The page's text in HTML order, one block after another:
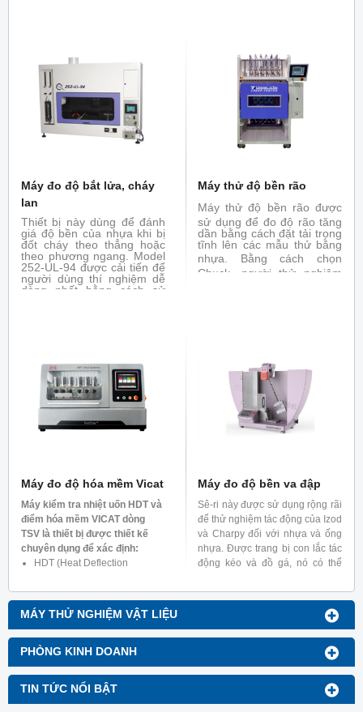
MÁY THỬ NGHIỆM VẬT LIỆU
PHÒNG KINH DOANH
TIN TỨC NỔI BẬT
sánh để đánh giá về đặc
tính chịu nhiệt. Đáp ứng các
tiêu chuẩn : ASTM D865,
JIS - K6257, ISO 188
Máy đo độ bắt lửa, cháy
lan
Thiết bị này dùng để đánh
giá độ bền của nhựa khi bị
đốt cháy theo thẳng hoặc
theo phương ngang. Model
252-UL-94 được cải tiến để
người dùng thí nghiệm dễ
dàng nhất bằng cách sử
dõi điều kiện của mẫu thử
trong khi vẫn điều khiển
burner để điều chỉnh
khoảng cách giữa ngọn lửa
mà mẫu thử. Với việc thêm
vào các đồ gá, 252-UL-94
Máy thử độ bền rão
Máy thử độ bền rão được
sử dụng để đo độ rão tăng
dần bằng cách đặt tải trọng
tĩnh lên các mẫu thử bằng
nhựa.
Bằng cách chọn
Chuck, người thử nghiệm
và thử nghiệm xung nhiệt.
Máy đo độ hóa mềm Vicat
Máy kiểm tra nhiệt uốn HDT và
điểm hóa mềm VICAT dòng
TSV là thiết bị được thiết kế
chuyên dụng để xác định:
HDT (Heat Deflection
dạng dưới tải của nhựa nhiệt
dẻo.
VST (Vicat Softening
Temperature) – Nhiệt độ hóa
mềm Vicat của vật liệu nhựa
Máy đo độ bền va đập
Sê-ri này được sử dụng rộng rãi
để thử nghiệm tác động của Izod
và Charpy đối với nhựa và ống
nhựa. Được trang bị con lắc tác
động kéo và đồ gá, nó có thể
màng và tấm nhựa.